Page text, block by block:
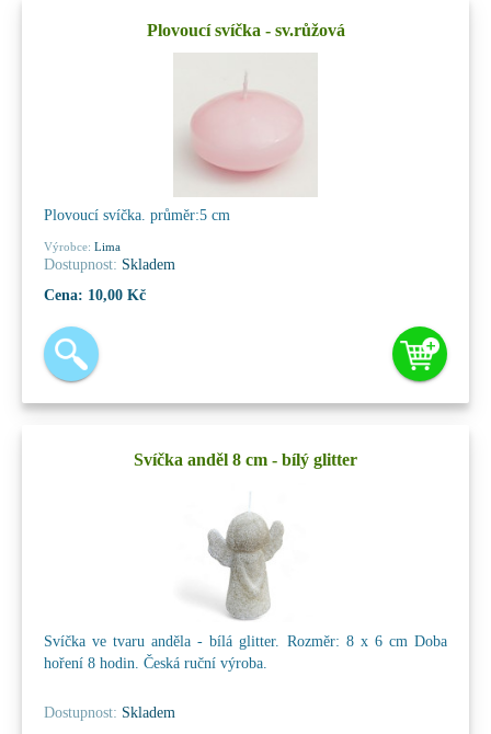
Plovoucí svíčka - sv.růžová
Plovoucí svíčka. průměr:5 cm
Výrobce: Lima
Dostupnost: Skladem
Cena: 10,00 Kč
Svíčka anděl 8 cm - bílý glitter
Svíčka ve tvaru anděla - bílá glitter. Rozměr: 8 x 6 cm Doba
hoření 8 hodin. Česká ruční výroba.
Dostupnost: Skladem